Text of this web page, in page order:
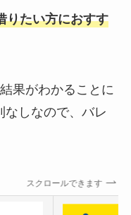
りたい方におすす
果がわかることに
なしなので、バレ
スクロールできます